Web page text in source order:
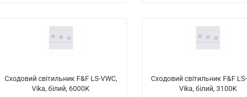
Сходовий світильник F&F LS-VWC,
Vika, білий, 6000K
Сходовий світильник F&F LS-
Vika, білий, 3100K